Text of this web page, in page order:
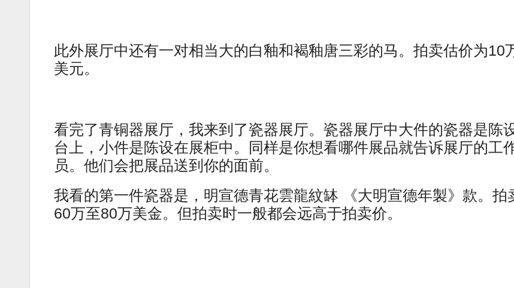
此外展厅中还有一对相当大的白釉和褐釉唐三彩的马。拍卖估价为10
美元。
看完了青铜器展厅，我来到了瓷器展厅。瓷器展厅中大件的瓷器是陈
台上，小件是陈设在展柜中。同样是你想看哪件展品就告诉展厅的工
员。他们会把展品送到你的面前。
我看的第一件瓷器是，明宣德青花雲龍紋缽 《大明宣德年製》款。拍
60万至80万美金。但拍卖时一般都会远高于拍卖价。